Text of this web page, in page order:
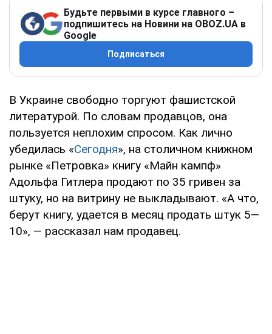
Будьте первыми в курсе главного –
подпишитесь на Новини на OBOZ.UA в
Google
Подписаться
В Украине свободно торгуют фашистской
литературой. По словам продавцов, она
пользуется неплохим спросом. Как лично
убедилась «Сегодня», на столичном книжном
рынке «Петровка» книгу «Майн кампф»
Адольфа Гитлера продают по 35 гривен за
штуку, но на витрину не выкладывают. «А что,
берут книгу, удается в месяц продать штук 5—
10», — рассказал нам продавец.